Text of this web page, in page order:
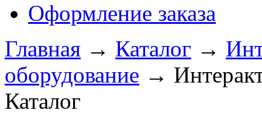
Оформление заказа
Главная → Каталог →
оборудование →
Каталог